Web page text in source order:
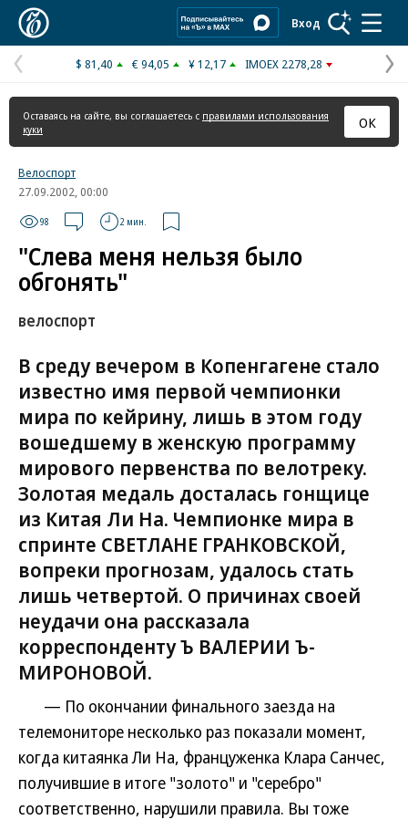
Вход
Предыдущая
страница
$ 81,40 € 94,05 ¥ 12,17 IMOEX 2278,28
Оставаясь на сайте, вы соглашаетесь с правилами использования
куки
ОК
Велоспорт
27.09.2002, 00:00
98 2 мин.
"Слева меня нельзя было
обгонять"
велоспорт
В среду вечером в Копенгагене стало
известно имя первой чемпионки
мира по кейрину, лишь в этом году
вошедшему в женскую программу
мирового первенства по велотреку.
Золотая медаль досталась гонщице
из Китая Ли На. Чемпионке мира в
спринте СВЕТЛАНЕ ГРАНКОВСКОЙ,
вопреки прогнозам, удалось стать
лишь четвертой. О причинах своей
неудачи она рассказала
корреспонденту Ъ ВАЛЕРИИ Ъ-
МИРОНОВОЙ.
— По окончании финального заезда на
телемониторе несколько раз показали момент,
когда китаянка Ли На, француженка Клара Санчес,
получившие в итоге "золото" и "серебро"
соответственно, нарушили правила. Вы тоже